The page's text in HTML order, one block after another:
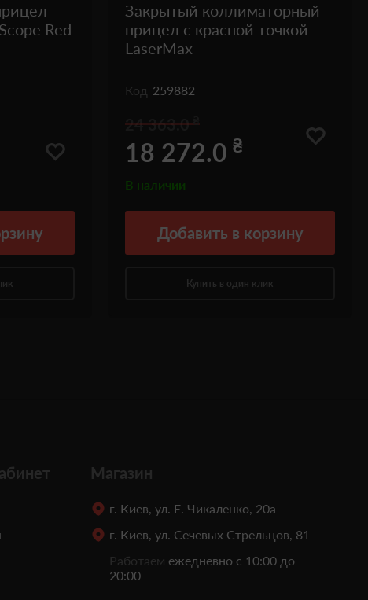
Red
Закрытый коллиматорный
прицел с красной точкой
LaserMax
Код 259882
24 363.0
18 272.0 ₴
В наличии
Добавить в корзину
Купить в один клик
Магазин
г. Киев, ул. Е. Чикаленко, 20а
г. Киев, ул. Сечевых Стрельцов, 81
Работаем ежедневно с 10:00 до
20:00